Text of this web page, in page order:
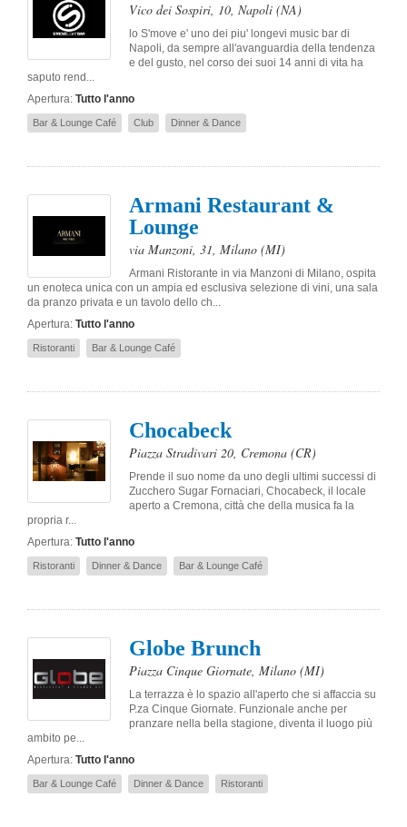
Vico dei Sospiri, 10, Napoli (NA)
lo S'move e' uno dei piu' longevi music bar di
Napoli, da sempre all'avanguardia della tendenza
e del gusto, nel corso dei suoi 14 anni di vita ha
saputo rend...
Apertura: Tutto l'anno
Bar & Lounge Café Club Dinner & Dance
Armani Restaurant &
Lounge
via Manzoni, 31, Milano (MI)
Armani Ristorante in via Manzoni di Milano, ospita
un enoteca unica con un ampia ed esclusiva selezione di vini, una sala
da pranzo privata e un tavolo dello ch...
Apertura: Tutto l'anno
Ristoranti Bar & Lounge Café
Chocabeck
Piazza Stradivari 20, Cremona (CR)
Prende il suo nome da uno degli ultimi successi di
Zucchero Sugar Fornaciari, Chocabeck, il locale
aperto a Cremona, città che della musica fa la
propria r...
Apertura: Tutto l'anno
Ristoranti Dinner & Dance Bar & Lounge Café
Globe Brunch
Piazza Cinque Giornate, Milano (MI)
La terrazza è lo spazio all'aperto che si affaccia su
P.za Cinque Giornate. Funzionale anche per
pranzare nella bella stagione, diventa il luogo più
ambito pe...
Apertura: Tutto l'anno
Bar & Lounge Café Dinner & Dance Ristoranti